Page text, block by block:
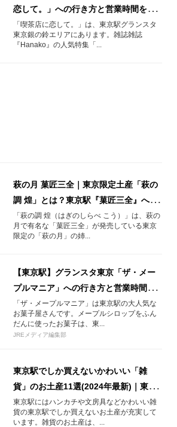
恋して。」への行き方と営業時間をご
紹介！人気のクレームブリュレタル
ト！
「喫茶店に恋して。」は、東京駅グランスタ
東京銀の鈴エリアにあります。雑誌雑誌
『Hanako』の人気特集「...
萩の月 菓匠三全｜東京限定土産「萩の
調 煌」とは？東京駅『菓匠三全』への
行き方・営業時間をご紹介！
「萩の調 煌（はぎのしらべ こう）」は、萩の
月で有名な「菓匠三全」が発売している東京
限定の「萩の月」の姉...
【東京駅】グランスタ東京「ザ・メー
プルマニア」への行き方と営業時間を
ご紹介！東京駅限定土産ランキング第1
位「メープルバタークッキー」
「ザ・メープルマニア」は東京駅の大人気な
お菓子屋さんです。メープルシロップをふん
だんに使ったお菓子は、東...
JREメディア編集部
東京駅でしか買えないかわいい「雑
貨」のお土産11選(2024年最新)｜東京
駅でしか買えないかわいいハンカチ、
文房具、パスケース！
東京駅にはハンカチや文房具などかわいい雑
貨の東京駅でしか買えないお土産が充実して
います。雑貨のお土産は、...